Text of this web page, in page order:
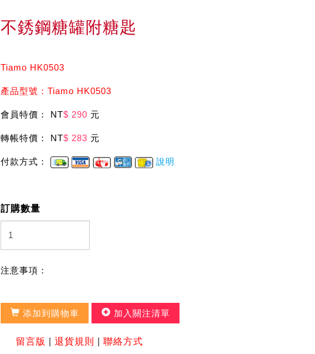
不銹鋼糖罐附糖匙
Tiamo HK0503
產品型號：Tiamo HK0503
會員特價： NT$ 290 元
轉帳特價： NT$ 283 元
付款方式： 說明
訂購數量
注意事項：
添加到購物車 加入關注清單
留言版 |退貨規則 |聯絡方式